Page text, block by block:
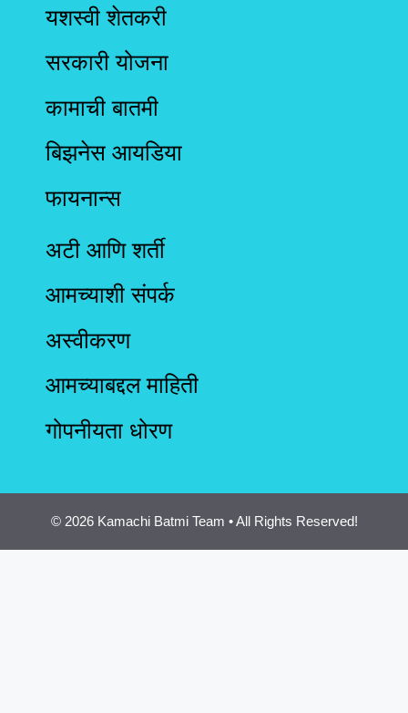
यशस्वी शेतकरी
सरकारी योजना
कामाची बातमी
बिझनेस आयडिया
फायनान्स
अटी आणि शर्ती
आमच्याशी संपर्क
अस्वीकरण
आमच्याबद्दल माहिती
गोपनीयता धोरण
© 2026 Kamachi Batmi Team • All Rights Reserved!